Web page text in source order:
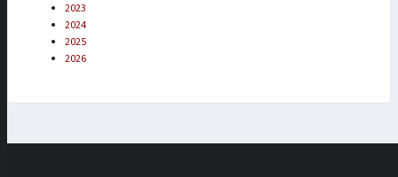
2023
2024
2025
2026